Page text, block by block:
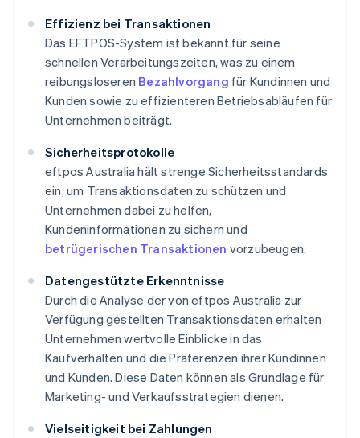
Effizienz bei Transaktionen
Das EFTPOS-System ist bekannt für seine
schnellen Verarbeitungszeiten, was zu einem
reibungsloseren Bezahlvorgang für Kundinnen und
Kunden sowie zu effizienteren Betriebsabläufen für
Unternehmen beiträgt.
Sicherheitsprotokolle
eftpos Australia hält strenge Sicherheitsstandards
ein, um Transaktionsdaten zu schützen und
Unternehmen dabei zu helfen,
Kundeninformationen zu sichern und
betrügerischen Transaktionen vorzubeugen.
Datengestützte Erkenntnisse
Durch die Analyse der von eftpos Australia zur
Verfügung gestellten Transaktionsdaten erhalten
Unternehmen wertvolle Einblicke in das
Kaufverhalten und die Präferenzen ihrer Kundinnen
und Kunden. Diese Daten können als Grundlage für
Marketing- und Verkaufsstrategien dienen.
Vielseitigkeit bei Zahlungen